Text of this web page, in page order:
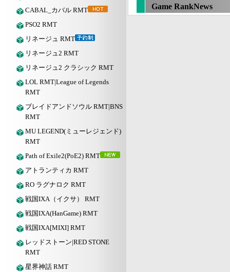
CABAL_カバル RMT
PSO2 RMT
リネージュ RMT
リネージュ2 RMT
リネージュ2 クラシック RMT
LOL RMT|League of Legends
RMT
ブレイドアンドソウル RMT|BNS
RMT
MU LEGEND(ミューレジェンド)
RMT
Path of Exile2(PoE2) RMT
アトランティカ RMT
RO ラグナロク RMT
戦国IXA（イクサ） RMT
戦国IXA(HanGame) RMT
戦国IXA[MIXI] RMT
レッドストーン|RED STONE
RMT
星界神話 RMT
Game RankNews